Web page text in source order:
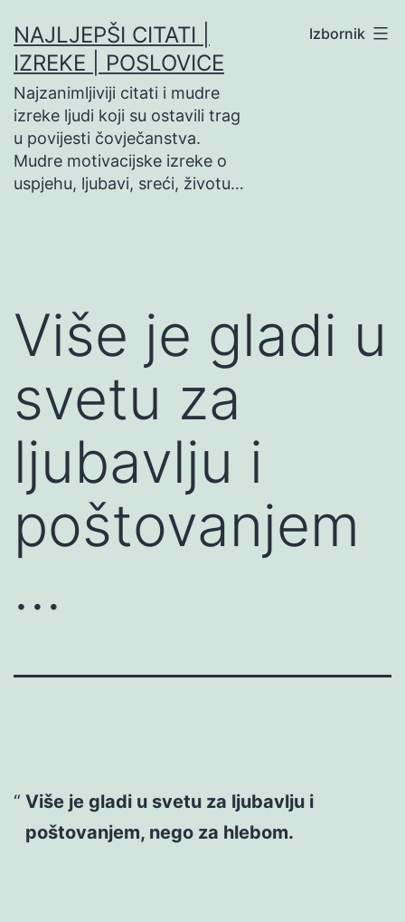
na
sadržaj
NAJLJEPŠI CITATI |
IZREKE | POSLOVICE
Najzanimljiviji citati i mudre
izreke ljudi koji su ostavili trag
u povijesti čovječanstva.
Mudre motivacijske izreke o
uspjehu, ljubavi, sreći, životu…
Izbornik
Više je gladi u
svetu za
ljubavlju i
poštovanjem
…
Više je gladi u svetu za ljubavlju i
poštovanjem, nego za hlebom.